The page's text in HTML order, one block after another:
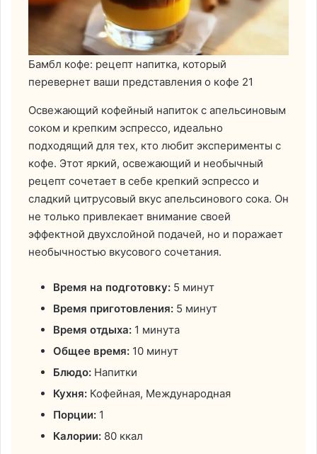
Бамбл кофе: рецепт напитка, который
перевернет ваши представления о кофе 21
Освежающий кофейный напиток с апельсиновым
соком и крепким эспрессо, идеально
подходящий для тех, кто любит эксперименты с
кофе. Этот яркий, освежающий и необычный
рецепт сочетает в себе крепкий эспрессо и
сладкий цитрусовый вкус апельсинового сока. Он
не только привлекает внимание своей
эффектной двухслойной подачей, но и поражает
необычностью вкусового сочетания.
Время на подготовку: 5 минут
Время приготовления: 5 минут
Время отдыха: 1 минута
Общее время: 10 минут
Блюдо: Напитки
Кухня: Кофейная, Международная
Порции: 1
Калории: 80 ккал